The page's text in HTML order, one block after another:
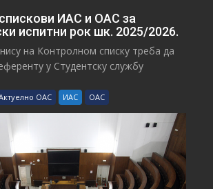
ИАС и ОАС за
испитни рок шк. 2025/2026.
на Контролном списку треба да
у Студентску службу
ОАС ИАС ОАС